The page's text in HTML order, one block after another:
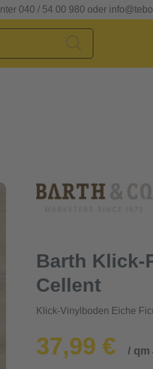
040 / 54 00 980 oder
Barth Klick-
Cellent
Klick-Vinylboden Eiche
37,99 € / qm